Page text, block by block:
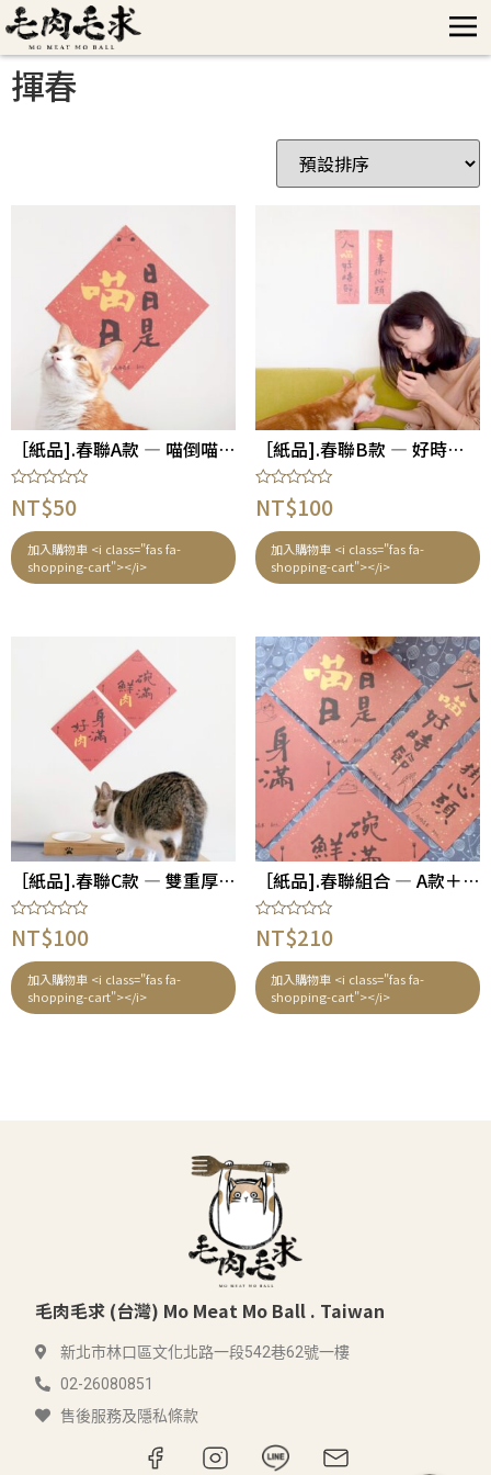
揮春
［紙品].春聯A款 — 喵倒喵到（ 單張菱形 ）
評
分
滿
分
5
NT$50
加入購物車 <i class="fas fa-
shopping-cart"></i>
［紙品].春聯B款 — 好時節一起過（ 一對長方形 ）
評
分
滿
分
5
NT$100
加入購物車 <i class="fas fa-
shopping-cart"></i>
［紙品].春聯C款 — 雙重厚肉祝福（ 一對菱形 ）
評
分
滿
分
5
NT$100
加入購物車 <i class="fas fa-
shopping-cart"></i>
［紙品].春聯組合 — A款＋B款＋C款（ 共5張 ）
評
分
滿
分
5
NT$210
加入購物車 <i class="fas fa-
shopping-cart"></i>
毛肉毛求 (台灣) Mo Meat Mo Ball . Taiwan
新北市林口區文化北路一段542巷62號一樓
02-26080851
售後服務及隱私條款